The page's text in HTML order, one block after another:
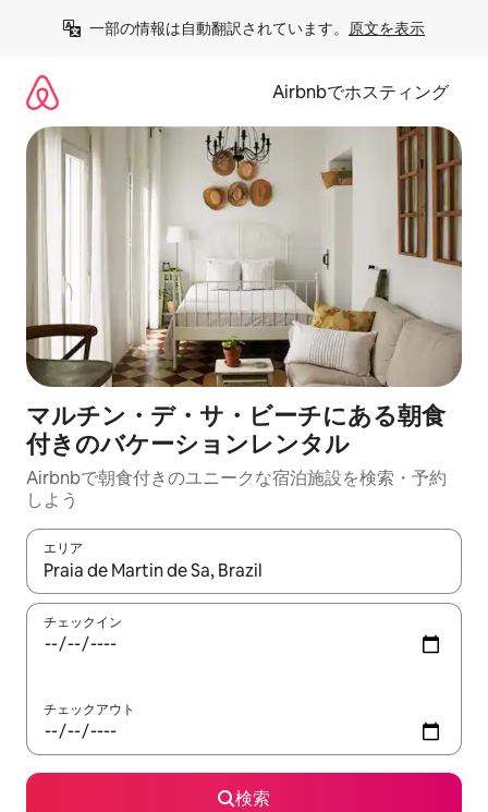
一部の情報は自動翻訳されています。 原文を表示
Airbnbでホスティング
マルチン・デ・サ・ビーチにある朝食
付きのバケーションレンタル
Airbnbで朝食付きのユニークな宿泊施設を検索・予約
しよう
エリア
検索結果が表示されたら、上下の矢印キーを使って移動するか
チェックイン
チェックアウト
検索